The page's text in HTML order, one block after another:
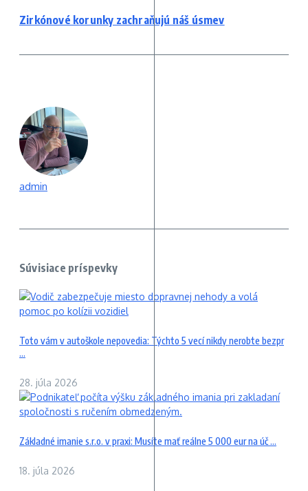
Zirkónové korunky zachraňujú náš úsmev
admin
Súvisiace príspevky
Toto vám v autoškole nepovedia: Týchto 5 vecí nikdy nerobte bezpr
...
28. júla 2026
Základné imanie s.r.o. v praxi: Musíte mať reálne 5 000 eur na úč ...
18. júla 2026